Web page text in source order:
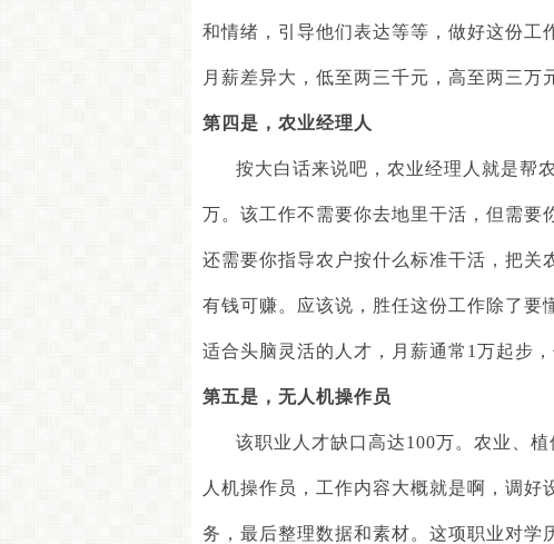
和情绪，引导他们表达等等，做好这份工
月薪差异大，低至两三千元，高至两三万
第四是 ， 农业经理人
按大白话来说吧，农业经理人就是帮
万。该工作不需要你去地里干活，但需要
还需要你指导农户按什么标准干活，把关
有钱可赚。应该说，胜任这份工作除了要
适合头脑灵活的人才，月薪通常 1 万起步
第五是 ， 无人机操作员
该职业人才缺口高达100万。农业、
人机操作员，工作内容大概就是啊，调
务，最后整理数据和素材。这项职业对学